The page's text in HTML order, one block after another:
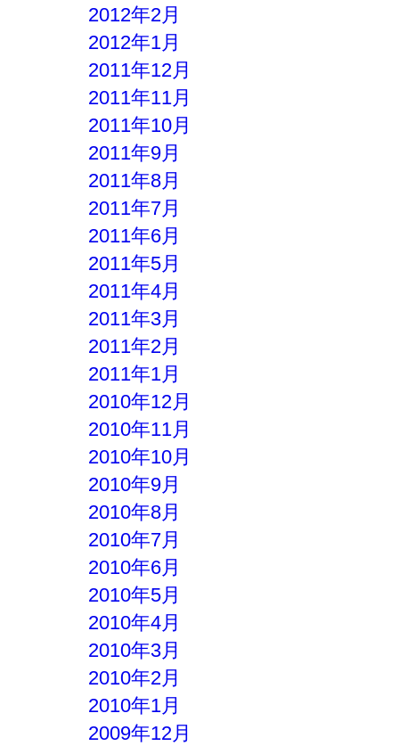
2012年2月
2012年1月
2011年12月
2011年11月
2011年10月
2011年9月
2011年8月
2011年7月
2011年6月
2011年5月
2011年4月
2011年3月
2011年2月
2011年1月
2010年12月
2010年11月
2010年10月
2010年9月
2010年8月
2010年7月
2010年6月
2010年5月
2010年4月
2010年3月
2010年2月
2010年1月
2009年12月